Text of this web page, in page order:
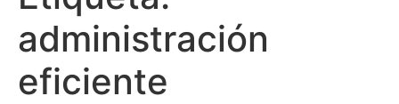
administración
eficiente